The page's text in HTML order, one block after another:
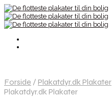
Forside / Plakatdyr.dk Plakater
Plakatdyr.dk Plakater